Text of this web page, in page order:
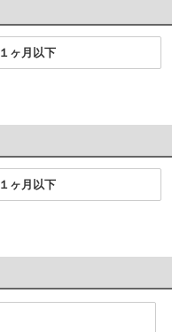
１ヶ月以下
１ヶ月以下